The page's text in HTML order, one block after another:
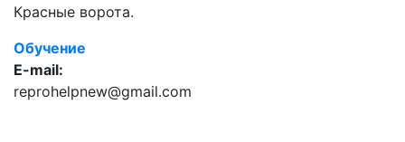
Красные ворота.
Обучение
E-mail:
reprohelpnew@gmail.com